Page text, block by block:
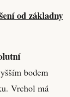
od základny
bodem
Vrchol má